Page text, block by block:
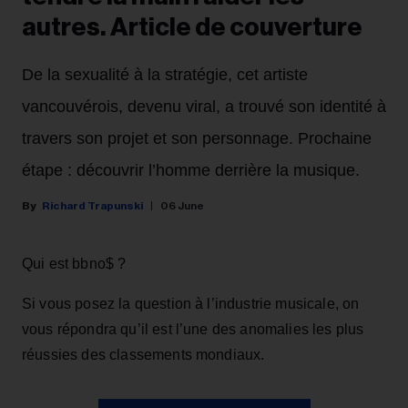
autres. Article de couverture
De la sexualité à la stratégie, cet artiste
vancouvérois, devenu viral, a trouvé son identité à
travers son projet et son personnage. Prochaine
étape : découvrir l’homme derrière la musique.
Richard Trapunski 06 June
Qui est bbno$ ?
Si vous posez la question à l’industrie musicale, on
vous répondra qu’il est l’une des anomalies les plus
réussies des classements mondiaux.